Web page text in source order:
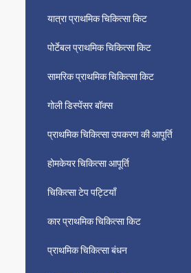
यात्रा प्राथमिक चिकित्सा किट
पोर्टेबल प्राथमिक चिकित्सा किट
सामरिक प्राथमिक चिकित्सा किट
गोली डिस्पेंसर बॉक्स
प्राथमिक चिकित्सा उपकरण की आपूर्ति
होमकेयर चिकित्सा आपूर्ति
चिकित्सा टेप पट्टियाँ
कार प्राथमिक चिकित्सा किट
प्राथमिक चिकित्सा बंधन